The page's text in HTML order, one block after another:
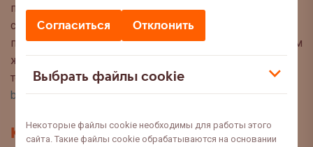
Согласиться Отклонить
Выбрать файлы cookie
Некоторые файлы cookie необходимы для работы этого
сайта. Такие файлы cookie обрабатываются на основании
публикуем интересную информацию и полезные
советы, чтобы Вы могли сделать осознанный выбор
при управлении своими финансами. Мы с нетерпением
ждём Ваших вопросов, предложений и мнений по
темам, которые Вы хотели бы прочитать в этом блоге:
blog@swedbank.ee.
Контакт